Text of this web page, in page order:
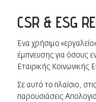
CSR & ESG
Ένα χρήσιμο
έμπνευσης για όσους
Εταιρικής Κοινωνικής
Σε αυτό το πλαίσιο,
παρουσιάσεις